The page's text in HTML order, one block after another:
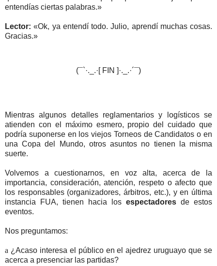
entendías ciertas palabras.»
Lector: «Ok, ya entendí todo. Julio, aprendí muchas cosas.
Gracias.»
(¯`·._.·[ FIN ]·._.·´¯)
Mientras algunos detalles reglamentarios y logísticos se
atienden con el máximo esmero, propio del cuidado que
podría suponerse en los viejos Torneos de Candidatos o en
una Copa del Mundo, otros asuntos no tienen la misma
suerte.
Volvemos a cuestionarnos, en voz alta, acerca de la
importancia, consideración, atención, respeto o afecto que
los responsables (organizadores, árbitros, etc.), y en última
instancia FUA, tienen hacia los espectadores de estos
eventos.
Nos preguntamos:
a ¿Acaso interesa el público en el ajedrez uruguayo que se
acerca a presenciar las partidas?